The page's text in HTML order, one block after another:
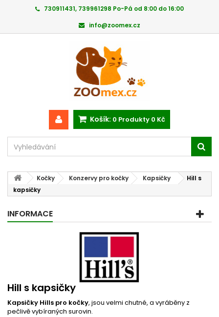
730911431, 739961298 Po-Pá od 8:00 do 16:00
info@zoomex.cz
Košík: 0 Produkty 0 Kč
Kočky Konzervy pro kočky Kapsičky
Hill s
kapsičky
INFORMACE
Hill s kapsičky
Kapsičky Hills pro kočky, jsou velmi chutné, a vyráběny z
pečlivě vybíraných surovin.